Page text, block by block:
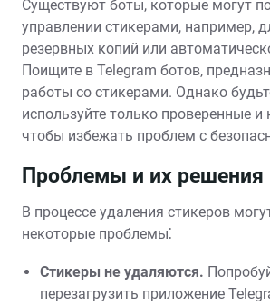
Существуют боты, которые могут
управлении стикерами, например,
резервных копий или
Поищите в Telegram ботов,
работы со стикерами. Однако
используйте только проверенные
чтобы избежать проблем с
Проблемы и их решения
В процессе удаления стикеров
некоторые проблемы⁚
Стикеры не удаляются.
перезагрузить приложение